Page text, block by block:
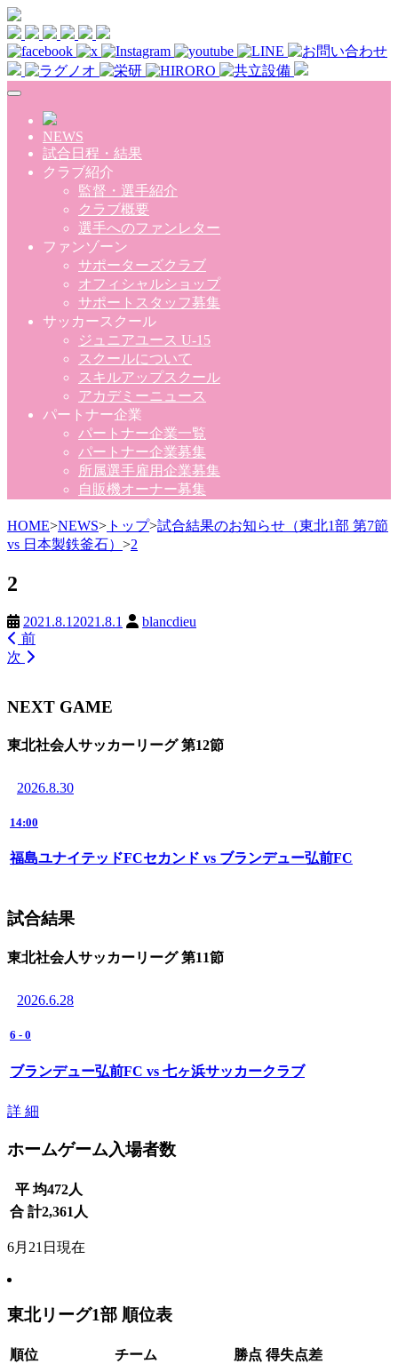
Skip to main content
NEWS
試合日程・結果
クラブ紹介
監督・選手紹介
クラブ概要
選手へのファンレター
ファンゾーン
サポーターズクラブ
オフィシャルショップ
サポートスタッフ募集
サッカースクール
ジュニアユース U-15
スクールについて
スキルアップスクール
アカデミーニュース
パートナー企業
パートナー企業一覧
パートナー企業募集
所属選手雇用企業募集
自販機オーナー募集
HOME>NEWS> トップ>試合結果のお知らせ（東北1部 第7節
vs 日本製鉄釜石） >2
2
2021.8.1 2021.8.1
blancdieu
前
次
NEXT GAME
東北社会人サッカーリーグ 第12節
2026.8.30
14:00
福島ユナイテッドFCセカンド vs ブランデュー弘前FC
試合結果
東北社会人サッカーリーグ 第11節
2026.6.28
6 - 0
ブランデュー弘前FC vs 七ヶ浜サッカークラブ
詳 細
ホームゲーム入場者数
平 均472人
合 計2,361 人
6月21日現在
東北リーグ1部 順位表
順位 チーム 勝点 得失点差